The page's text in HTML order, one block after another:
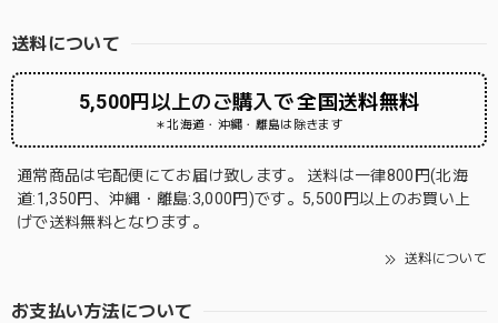
送料について
5,500円以上のご購入で全国送料無料
＊北海道・沖縄・離島は除きます
通常商品は宅配便にてお届け致します。 送料は一律800円(北海
道:1,350円、沖縄・離島:3,000円)です。5,500円以上のお買い上
げで送料無料となります。
送料について
お支払い方法について